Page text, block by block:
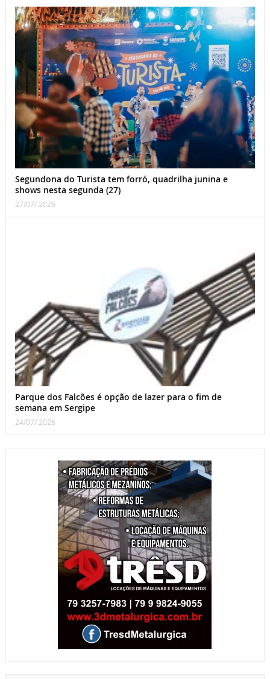
Segundona do Turista tem forró, quadrilha junina e
shows nesta segunda (27)
27/07/ 2026
Parque dos Falcões é opção de lazer para o fim de
semana em Sergipe
24/07/ 2026